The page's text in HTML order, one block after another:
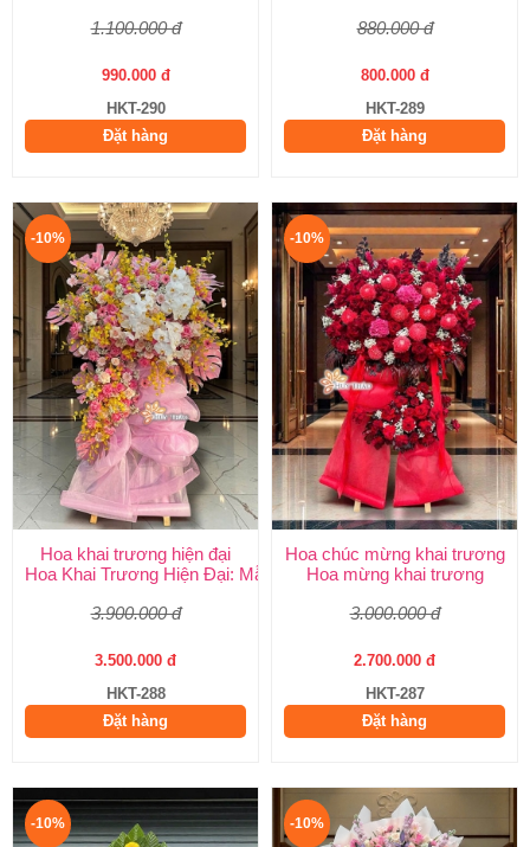
1.100.000 đ
990.000 đ
HKT-290
Đặt hàng
880.000 đ
800.000 đ
HKT-289
Đặt hàng
-10%
Hoa khai trương hiện đại
Hoa Khai Trương Hiện Đại: Mẫu Đẹp, Sang Trọng & Giao Nhanh
3.900.000 đ
3.500.000 đ
HKT-288
Đặt hàng
-10%
Hoa chúc mừng khai trương
Hoa mừng khai trương
3.000.000 đ
2.700.000 đ
HKT-287
Đặt hàng
-10% -10%